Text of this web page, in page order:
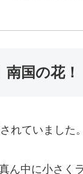
南国の花！
れていました
ん中に小さく